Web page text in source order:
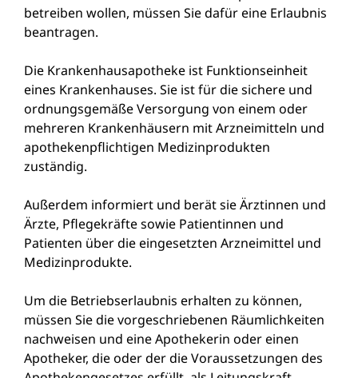
betreiben wollen, müssen Sie dafür eine Erlaubnis
beantragen.
Die Krankenhausapotheke ist Funktionseinheit
eines Krankenhauses. Sie ist für die sichere und
ordnungsgemäße Versorgung von einem oder
mehreren Krankenhäusern mit Arzneimitteln und
apothekenpflichtigen Medizinprodukten
zuständig.
Außerdem informiert und berät sie Ärztinnen und
Ärzte, Pflegekräfte sowie Patientinnen und
Patienten über die eingesetzten Arzneimittel und
Medizinprodukte.
Um die Betriebserlaubnis erhalten zu können,
müssen Sie die vorgeschriebenen Räumlichkeiten
nachweisen und eine Apothekerin oder einen
Apotheker, die oder der die Voraussetzungen des